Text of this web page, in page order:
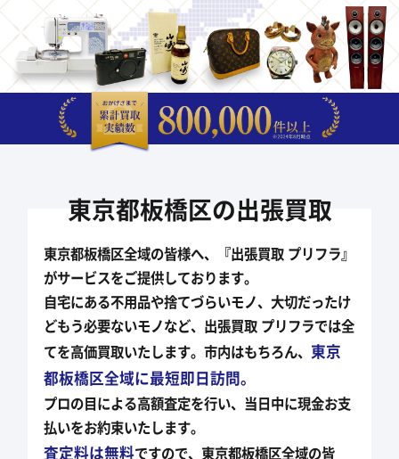
東京都板橋区の出張買取
東京都板橋区全域の皆様へ、『出張買取 プリフラ』
がサービスをご提供しております。
自宅にある不用品や捨てづらいモノ、大切だったけ
どもう必要ないモノなど、 出張買取 プリフラでは全
てを高価買取いたします。市内はもちろん、 東京
都板橋区全域に最短即日訪問。
プロの目による高額査定を行い、当日中に現金お支
払いをお約束いたします。
査定料は無料ですので、東京都板橋区全域の皆